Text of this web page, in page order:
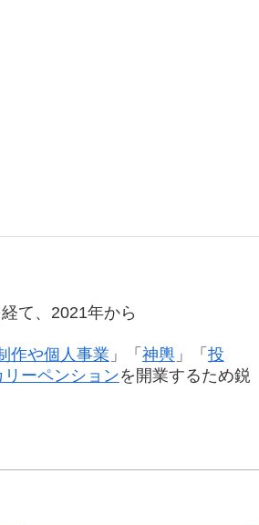
て、2021年から
作や個人事業 」「 神輿」「 投
ーペンションを開業するため鋭